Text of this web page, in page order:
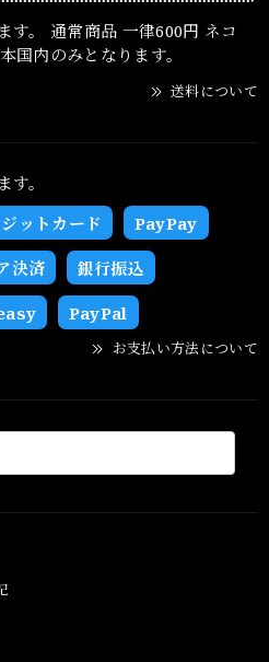
す。 通常商品 一律600円 ネコ
国内のみとなります。
送料について
。
ットカード PayPay
決済 銀行振込
PayPal
お支払い方法について